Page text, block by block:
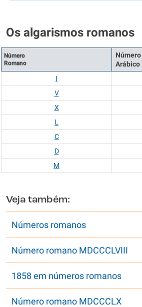
Os algarismos romanos
Número
Romano
Número
Arábico
I
V
X
L
C
D
M
Veja também:
Números romanos
Número romano MDCCCLVIII
1858 em números romanos
Número romano MDCCCLX